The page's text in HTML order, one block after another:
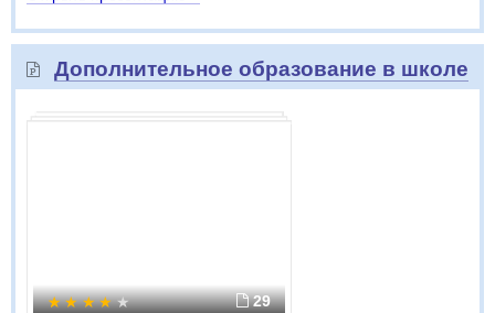
Дополнительное образование в школе
29